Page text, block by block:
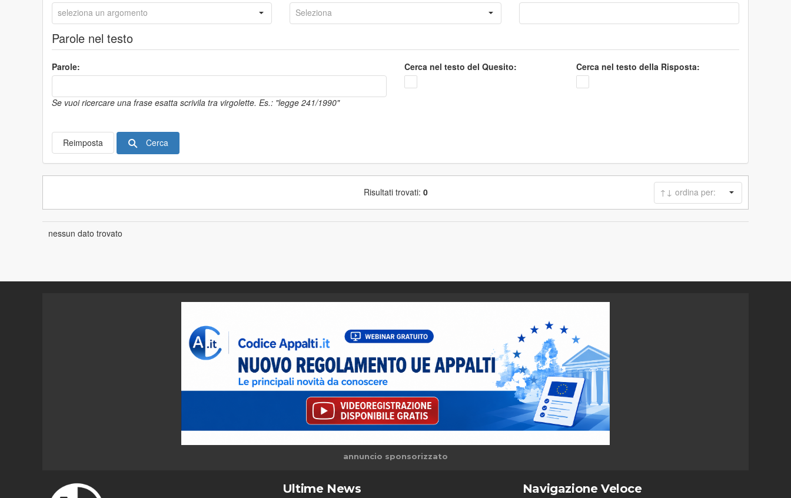
Parole nel testo
Parole:
Se vuoi ricercare una frase esatta scrivila tra virgolette. Es.: "legge 241/1990"
Cerca nel testo del Quesito: Cerca nel testo della Risposta:
Reimposta Cerca
Risultati trovati: 0
nessun dato trovato
annuncio sponsorizzato
Ultime News Navigazione Veloce